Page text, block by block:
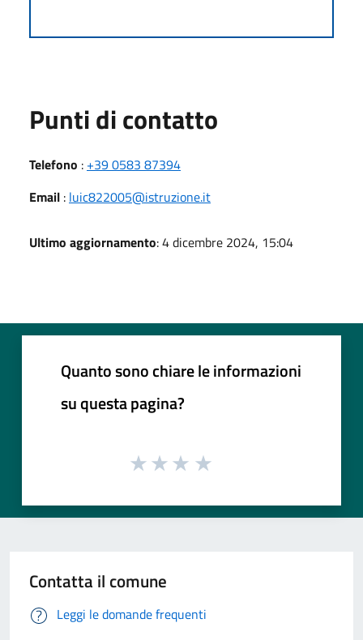
Punti di contatto
Telefono : +39 0583 87394
Email : luic822005@istruzione.it
Ultimo aggiornamento: 4 dicembre 2024, 15:04
Quanto sono chiare le informazioni
su questa pagina?
Contatta il comune
Leggi le domande frequenti